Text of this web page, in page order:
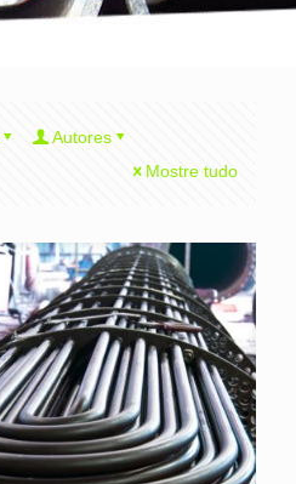
Autores
Mostre tudo